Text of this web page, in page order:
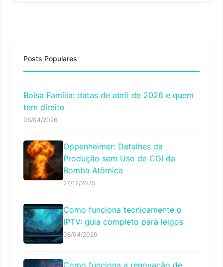
Posts Populares
Bolsa Família: datas de abril de 2026 e quem
tem direito
06/04/2026
Oppenheimer: Detalhes da
Produção sem Uso de CGI da
Bomba Atômica
27/12/2025
Como funciona tecnicamente o
IPTV: guia completo para leigos
08/04/2026
Como funciona a renovação de